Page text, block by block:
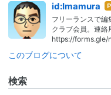
id:Imamura
フリーランスで
クラブ会員。連絡
https://forms.gle/
このブログについて
検索